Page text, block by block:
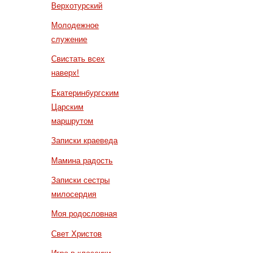
Верхотурский
Молодежное
служение
Свистать всех
наверх!
Екатеринбургским
Царским
маршрутом
Записки краеведа
Мамина радость
Записки сестры
милосердия
Моя родословная
Свет Христов